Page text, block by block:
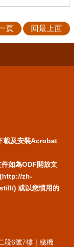
頁 回最上面
載及安裝Acrobat
如為ODF開放文
(http://zh-
) 或以您慣用的
段6號7樓｜總機